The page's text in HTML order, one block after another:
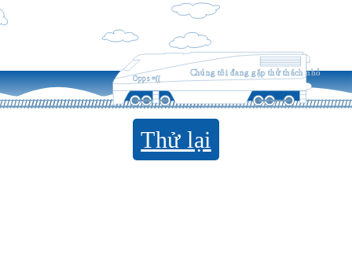
Opps =((
Chúng tôi đang gặp thử thách nhỏ
Thử lại